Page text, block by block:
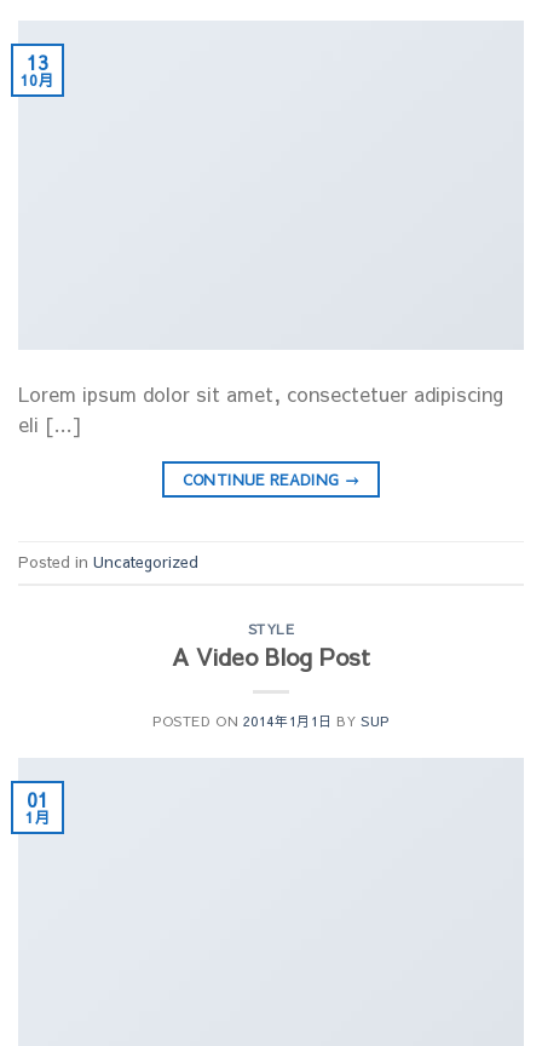
13
10月
Lorem ipsum dolor sit amet, consectetuer adipiscing
eli […]
CONTINUE READING →
Posted in Uncategorized
STYLE
A Video Blog Post
POSTED ON 2014年1月1日 BYSUP
01
1月